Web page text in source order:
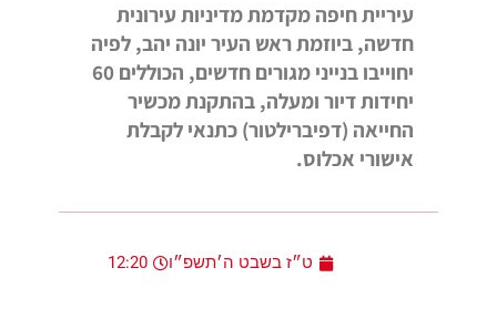
עיריית חיפה מקדמת מדיניות עירונית
חדשה, ביוזמת ראש העיר יונה יהב, לפיה
יחוייבו בנייני מגורים חדשים, הכוללים 60
יחידות דיור ומעלה, בהתקנת מכשיר
החייאה (דפיברילטור) כתנאי לקבלת
אישורי אכלוס.
ט״ז בשבט ה׳תשפ״ו 12:20